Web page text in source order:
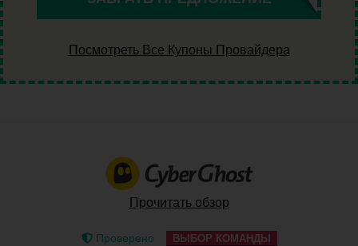
Посмотреть Все Купоны Провайдера
Прочитать обзор
Проверено ВЫБОР КОМАНДЫ